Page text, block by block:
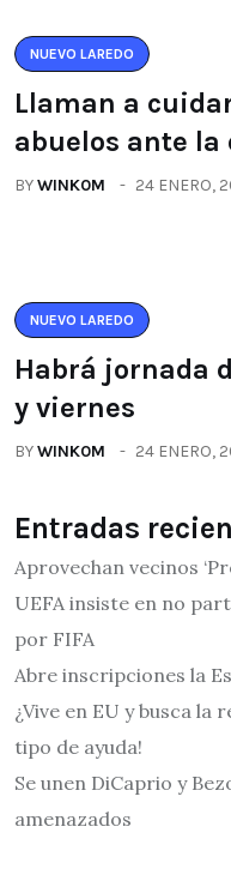
NUEVO LAREDO
Llaman a
abuelos ante la
BYWINK0M 24 ENERO,
NUEVO LAREDO
Habrá jornada
y viernes
BYWINK0M 24 ENERO,
Entradas
Aprovechan vecinos
UEFA insiste en no
por FIFA
Abre inscripciones la
¿Vive en EU y busca la
tipo de ayuda!
Se unen DiCaprio y
amenazados